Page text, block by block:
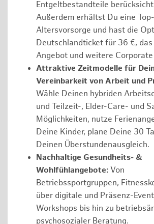
Entgeltbestandteile
Außerdem erhältst Du eine Top-
Altersvorsorge und hast die
Deutschlandticket für 36 €,
Angebot und weitere
Attraktive Zeitmodelle für
Vereinbarkeit von Arbeit und
Wähle Deinen hybriden
und Teilzeit-, Elder-Care- und
Möglichkeiten, nutze
Deine Kinder, plane Deine 30
Deinen Überstundenausgleich.
Nachhaltige Gesundheits- &
Wohlfühlangebote: Von
Betriebssportgruppen,
über digitale und Präsenz-
Workshops bis hin zu
psychosozialer Beratung.